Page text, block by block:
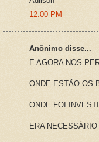
12:00 PM
Anônimo disse...
E AGORA NOS
ONDE ESTÃO OS
ONDE FOI
ERA